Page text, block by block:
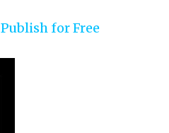
Publish for Free